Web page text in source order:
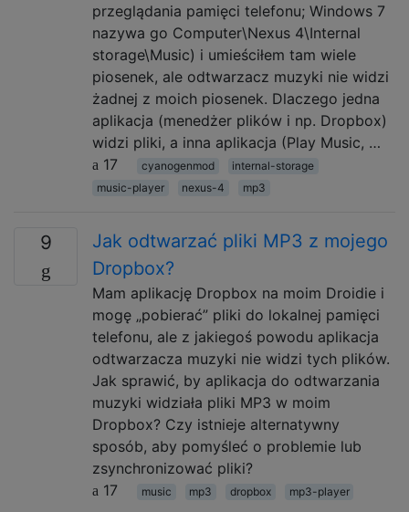
przeglądania pamięci telefonu; Windows 7
nazywa go Computer\Nexus 4\Internal
storage\Music) i umieściłem tam wiele
piosenek, ale odtwarzacz muzyki nie widzi
żadnej z moich piosenek. Dlaczego jedna
aplikacja (menedżer plików i np. Dropbox)
widzi pliki, a inna aplikacja (Play Music, …
17
cyanogenmod
internal-storage
music-player
nexus-4 mp3
9
Jak odtwarzać pliki MP3 z mojego
Dropbox?
Mam aplikację Dropbox na moim Droidie i
mogę „pobierać” pliki do lokalnej pamięci
telefonu, ale z jakiegoś powodu aplikacja
odtwarzacza muzyki nie widzi tych plików.
Jak sprawić, by aplikacja do odtwarzania
muzyki widziała pliki MP3 w moim
Dropbox? Czy istnieje alternatywny
sposób, aby pomyśleć o problemie lub
zsynchronizować pliki?
17
music mp3 dropbox mp3-player